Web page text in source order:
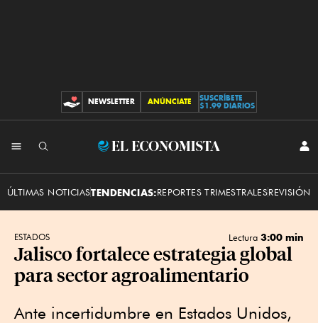
CONTRIBUCIONES
NEWSLETTER ANÚNCIATE
SUSCRÍBETE
$1.99 DIARIOS
El
ÚLTIMAS NOTICIASTENDENCIAS:REPORTES TRIMESTRALESREVISIÓN
ESTADOS Lectura 3:00 min
Jalisco fortalece estrategia global
para sector agroalimentario
Ante incertidumbre en Estados Unidos,